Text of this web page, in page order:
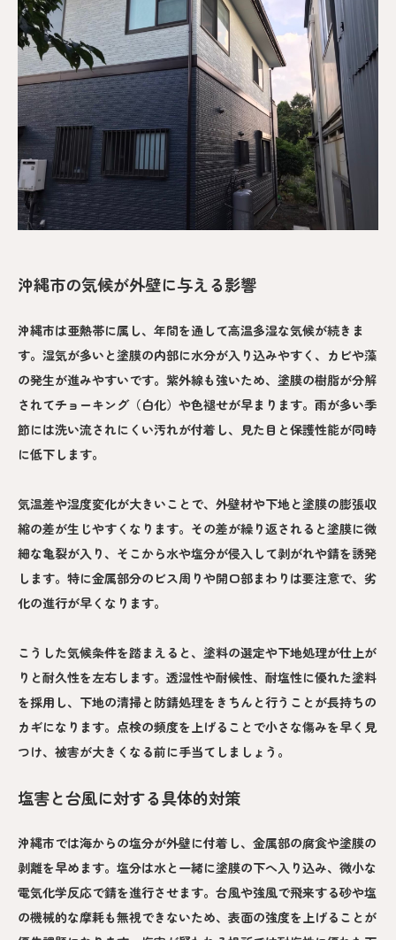
沖縄市の気候が外壁に与える影響
沖縄市は亜熱帯に属し、年間を通して高温多湿な気候が続きま
す。湿気が多いと塗膜の内部に水分が入り込みやすく、カビや藻
の発生が進みやすいです。紫外線も強いため、塗膜の樹脂が分解
されてチョーキング（白化）や色褪せが早まります。雨が多い季
節には洗い流されにくい汚れが付着し、見た目と保護性能が同時
に低下します。
気温差や湿度変化が大きいことで、外壁材や下地と塗膜の膨張収
縮の差が生じやすくなります。その差が繰り返されると塗膜に微
細な亀裂が入り、そこから水や塩分が侵入して剥がれや錆を誘発
します。特に金属部分のビス周りや開口部まわりは要注意で、劣
化の進行が早くなります。
こうした気候条件を踏まえると、塗料の選定や下地処理が仕上が
りと耐久性を左右します。透湿性や耐候性、耐塩性に優れた塗料
を採用し、下地の清掃と防錆処理をきちんと行うことが長持ちの
カギになります。点検の頻度を上げることで小さな傷みを早く見
つけ、被害が大きくなる前に手当てしましょう。
塩害と台風に対する具体的対策
沖縄市では海からの塩分が外壁に付着し、金属部の腐食や塗膜の
剥離を早めます。塩分は水と一緒に塗膜の下へ入り込み、微小な
電気化学反応で錆を進行させます。台風や強風で飛来する砂や塩
の機械的な摩耗も無視できないため、表面の強度を上げることが